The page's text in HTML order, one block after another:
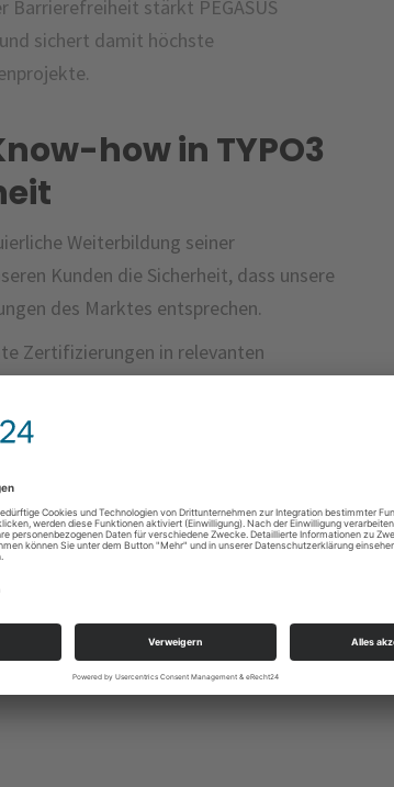
Barrierefreiheit stärkt PEGASUS
sichert damit höchste
how in TYPO3
Weiterbildung seiner
Kunden die Sicherheit, dass unsere
des Marktes entsprechen.
Zertifizierungen in relevanten
Entwickler entscheidende Zertifizierungen
how bauen wir unsere Expertise weiter aus
TYPO3-Projekte für unsere
im Bereich „digitale Barrierefreiheit“
Thema professionell und gemäß den
bleibt damit ein verlässlicher